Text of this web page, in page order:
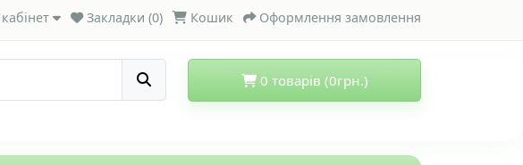
Закладки (0) Кошик Оформлення замовлення
0 товарів (0грн.)